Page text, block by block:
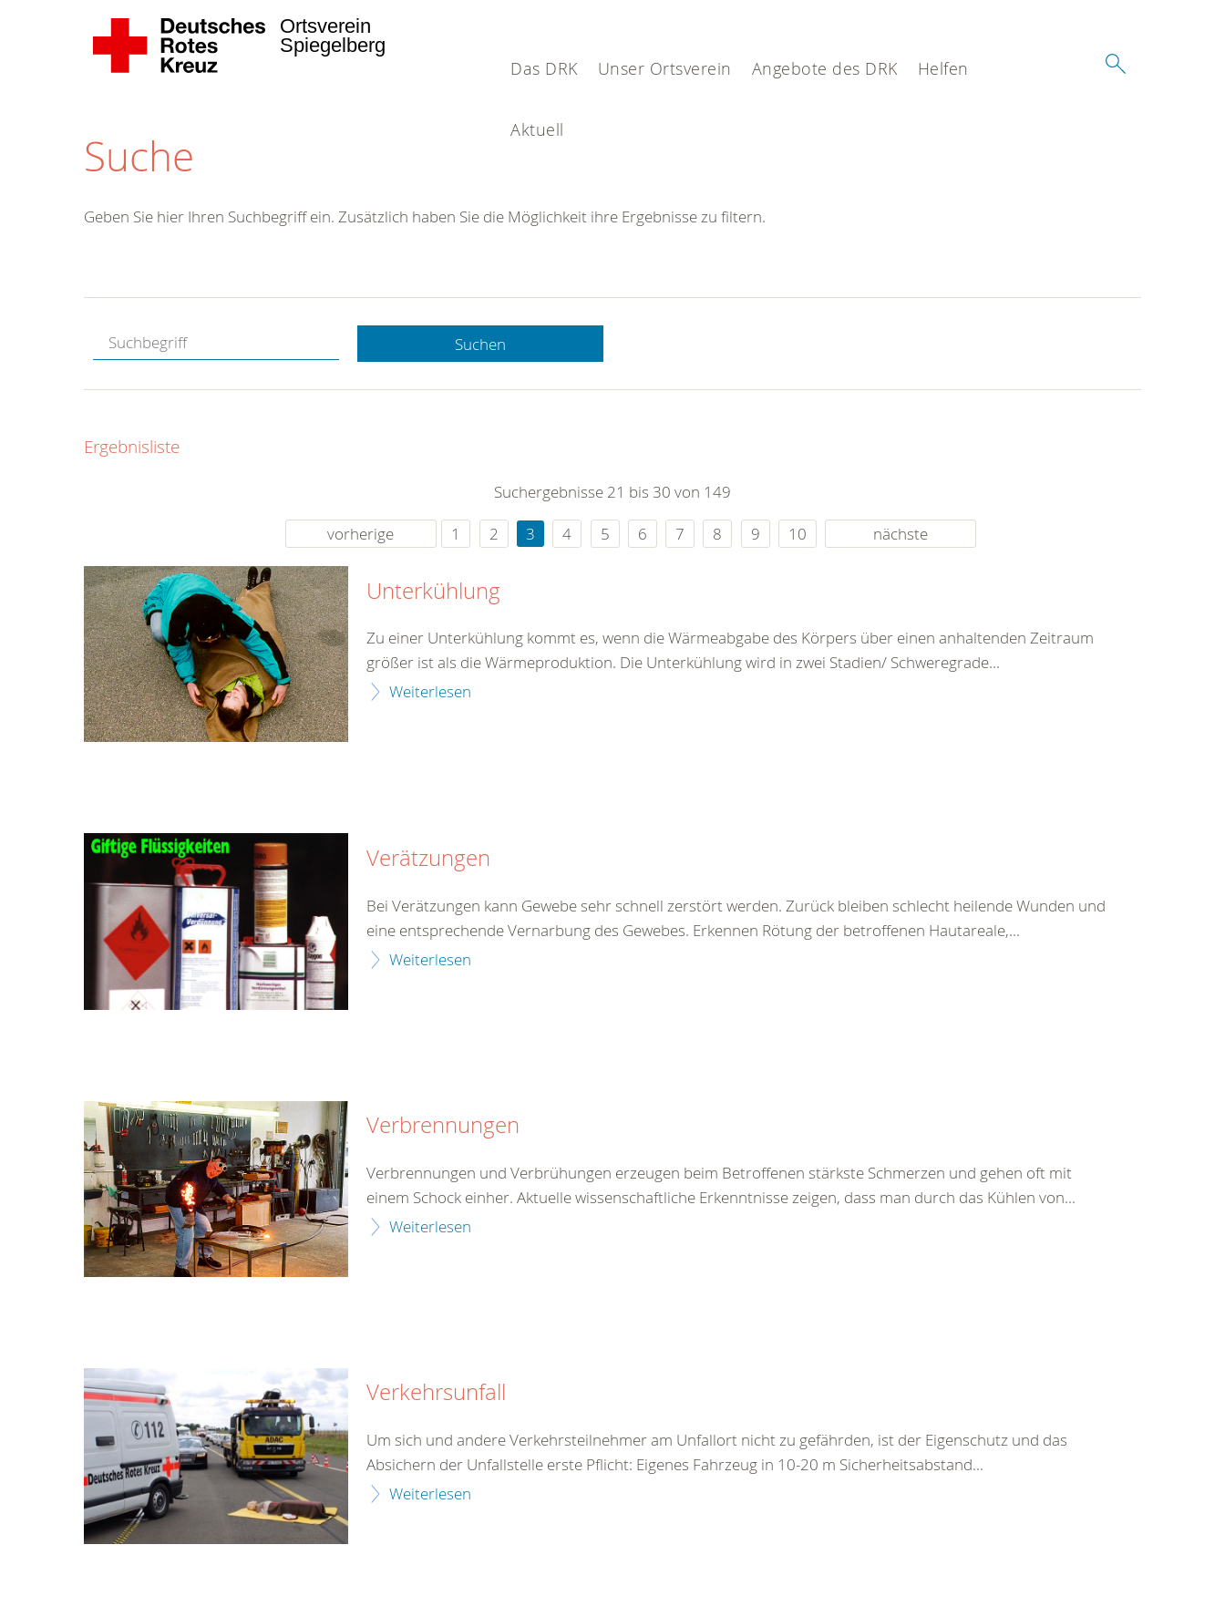
Das DRK Unser Ortsverein Angebote des DRK Helfen
Aktuell
Ortsverein
Spiegelberg
Suche
Hotline.
gerne.
rund um die Uhr
Geben Sie hier Ihren Suchbegriff ein. Zusätzlich haben Sie die Möglichkeit ihre Ergebnisse zu filtern.
Suchen
Ergebnisliste
Suchergebnisse 21 bis 30 von 149
vorherige
1 2 3 4 5 6 7 8 9 10 nächste
Unterkühlung
Zu einer Unterkühlung kommt es, wenn die Wärmeabgabe des Körpers über einen anhaltenden Zeitraum
größer ist als die Wärmeproduktion. Die Unterkühlung wird in zwei Stadien/ Schweregrade...
Weiterlesen
Verätzungen
Bei Verätzungen kann Gewebe sehr schnell zerstört werden. Zurück bleiben schlecht heilende Wunden und
eine entsprechende Vernarbung des Gewebes. Erkennen Rötung der betroffenen Hautareale,...
Weiterlesen
Verbrennungen
Verbrennungen und Verbrühungen erzeugen beim Betroffenen stärkste Schmerzen und gehen oft mit
einem Schock einher. Aktuelle wissenschaftliche Erkenntnisse zeigen, dass man durch das Kühlen von...
Weiterlesen
Verkehrsunfall
Um sich und andere Verkehrsteilnehmer am Unfallort nicht zu gefährden, ist der Eigenschutz und das
Absichern der Unfallstelle erste Pflicht: Eigenes Fahrzeug in 10-20 m Sicherheitsabstand...
Weiterlesen